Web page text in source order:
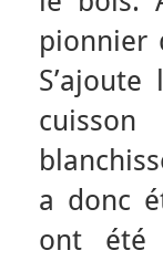
pionnier
a donc
ont été